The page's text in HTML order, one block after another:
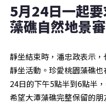
5月24日一起
藻礁自然地景
靜坐結束時，潘忠政表示
靜坐活動。珍愛桃園藻礁也
24日的下午5點半到6點半
希望大潭藻礁完整保留的